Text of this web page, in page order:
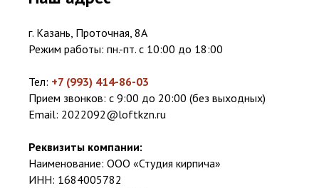
г. Казань, Проточная, 8А
Режим работы: пн.-пт. с 10:00 до 18:00
Тел: +7 (993) 414-86-03
Прием звонков: с 9:00 до 20:00 (без выходных)
Email: 2022092@loftkzn.ru
Реквизиты компании:
Наименование: ООО «Студия кирпича»
ИНН: 1684005782